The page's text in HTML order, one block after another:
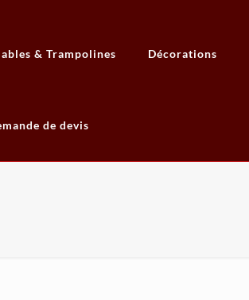
& Trampolines Décorations
de devis